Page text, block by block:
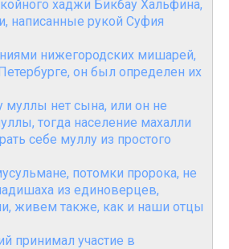
хаджи Бикбау Хальфина,
написанные рукой Суфия
нижегородских мишарей,
он был определен их
муллы нет сына, или он не
тогда население махалли
себе муллу из простого
потомки пророка, не
из единоверцев,
живем также, как и наши отцы
принимал участие в